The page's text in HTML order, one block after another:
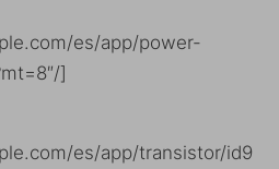
es/app/power-
]
es/app/transistor/id9